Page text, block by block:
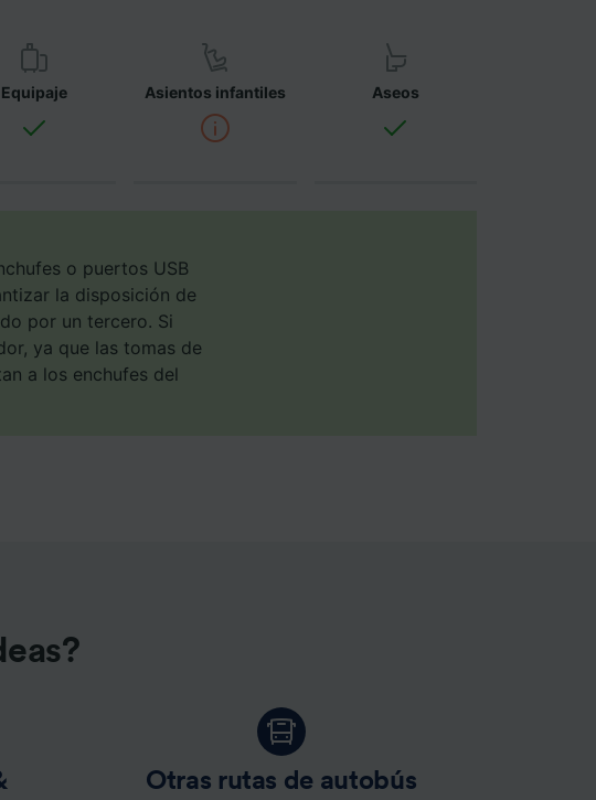
Equipaje Asientos infantiles Aseos
o puertos USB
la disposición de
por un tercero. Si
ya que las tomas de
a los enchufes del
Otras rutas de autobús
para
activamente las
la
y contenido